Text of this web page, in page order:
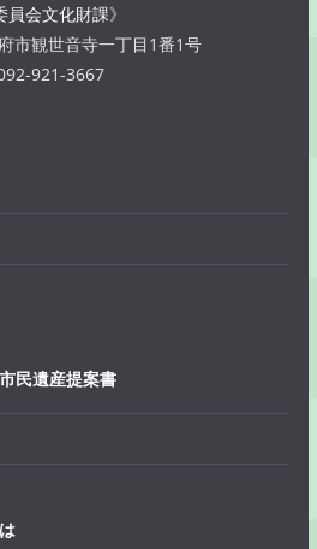
員会文化財課》
観世音寺一丁目1番1号
921-3667
民遺産提案書